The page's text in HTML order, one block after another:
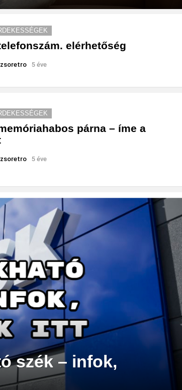
elérhetőség
5 éve
párna – íme a
5 éve
szék – infok,